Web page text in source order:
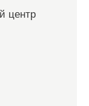
центр